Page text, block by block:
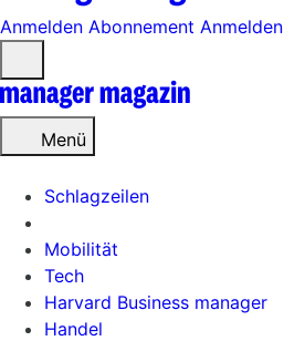
Anmelden Abonnement Anmelden
öffnen
Menü
Schlagzeilen
Mobilität
Tech
Harvard Business manager
Handel